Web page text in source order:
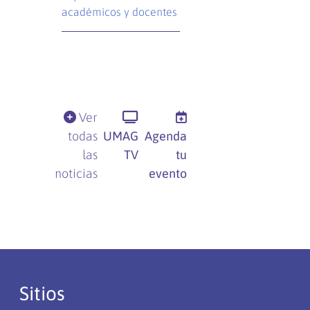
académicos y docentes
Ver
todas
las
noticias
UMAG
TV
Agenda
tu
evento
Sitios